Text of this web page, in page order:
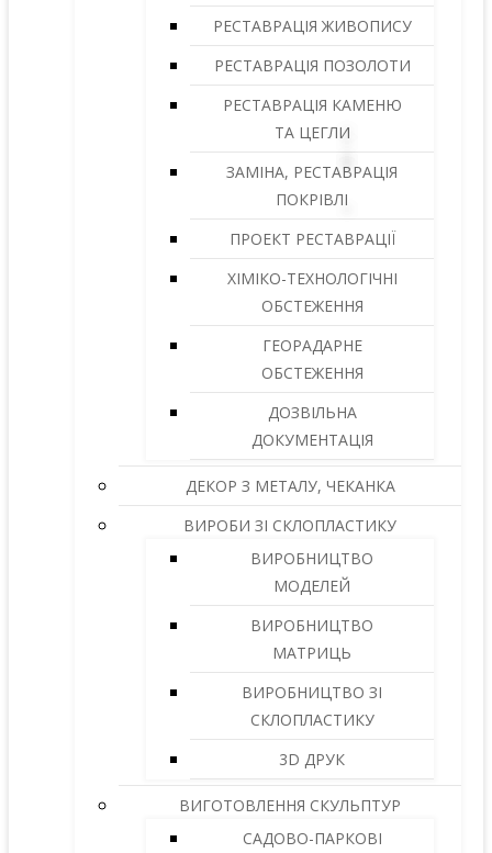
РЕСТАВРАЦІЯ ЖИВОПИСУ
РЕСТАВРАЦІЯ ПОЗОЛОТИ
РЕСТАВРАЦІЯ КАМЕНЮ
ТА ЦЕГЛИ
ЗАМІНА, РЕСТАВРАЦІЯ
ПОКРІВЛІ
ПРОЕКТ РЕСТАВРАЦІЇ
ХІМІКО-ТЕХНОЛОГІЧНІ
ОБСТЕЖЕННЯ
ГЕОРАДАРНЕ
ОБСТЕЖЕННЯ
ДОЗВІЛЬНА
ДОКУМЕНТАЦІЯ
ДЕКОР З МЕТАЛУ, ЧЕКАНКА
ВИРОБИ ЗІ СКЛОПЛАСТИКУ
ВИРОБНИЦТВО
МОДЕЛЕЙ
ВИРОБНИЦТВО
МАТРИЦЬ
ВИРОБНИЦТВО ЗІ
СКЛОПЛАСТИКУ
3D ДРУК
ВИГОТОВЛЕННЯ СКУЛЬПТУР
САДОВО-ПАРКОВІ